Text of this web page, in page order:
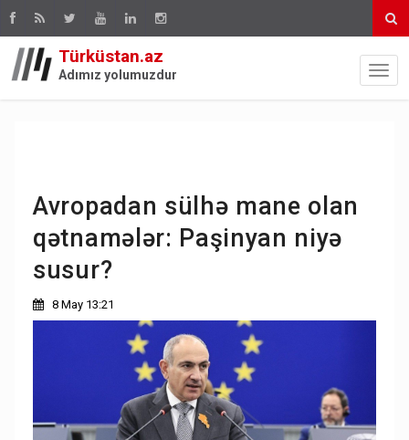
Türküstan.az
Adımız yolumuzdur
Avropadan sülhə mane olan
qətnamələr: Paşinyan niyə
susur?
8 May 13:21